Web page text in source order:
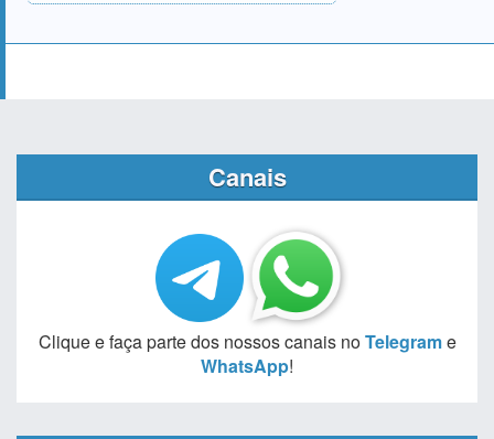
Canais
Clique e faça parte dos nossos canais noTelegrame
WhatsApp!